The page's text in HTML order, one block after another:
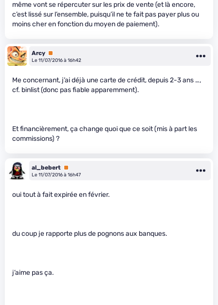
même vont se répercuter sur les prix de vente (et là encore,
c’est lissé sur l’ensemble, puisqu’il ne te fait pas payer plus ou
moins cher en fonction du moyen de paiement).
Arcy Premium
Le 11/07/2016 à 16h42
Me concernant, j’ai déjà une carte de crédit, depuis 2-3 ans …,
cf. binlist (donc pas fiable apparemment).
Et financièrement, ça change quoi que ce soit (mis à part les
commissions) ?
al_bebert Premium
Le 11/07/2016 à 16h47
oui tout à fait expirée en février.
du coup je rapporte plus de pognons aux banques.
j’aime pas ça.